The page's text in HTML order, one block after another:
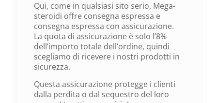
Qui, come in qualsiasi sito serio, Mega-
steroidi offre consegna espressa e
consegna espressa con assicurazione.
La quota di assicurazione è solo l’8%
dell’importo totale dell’ordine, quindi
scegliamo di ricevere i nostri prodotti in
sicurezza.
Questa assicurazione protegge i clienti
dalla perdita o dal sequestro del loro